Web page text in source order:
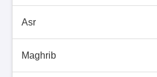
Asr
Maghrib